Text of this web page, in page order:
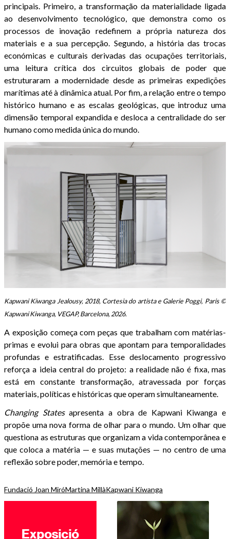
principais. Primeiro, a transformação da materialidade ligada
ao desenvolvimento tecnológico, que demonstra como os
processos de inovação redefinem a própria natureza dos
materiais e a sua percepção. Segundo, a história das trocas
económicas e culturais derivadas das ocupações territoriais,
uma leitura crítica dos circuitos globais de poder que
estruturaram a modernidade desde as primeiras expedições
marítimas até à dinâmica atual. Por fim, a relação entre o tempo
histórico humano e as escalas geológicas, que introduz uma
dimensão temporal expandida e desloca a centralidade do ser
humano como medida única do mundo.
Kapwani Kiwanga Jealousy, 2018, Cortesia do artista e Galerie Poggi, Paris ©
Kapwani Kiwanga, VEGAP, Barcelona, 2026.
A exposição começa com peças que trabalham com matérias-
primas e evolui para obras que apontam para temporalidades
profundas e estratificadas. Esse deslocamento progressivo
reforça a ideia central do projeto: a realidade não é fixa, mas
está em constante transformação, atravessada por forças
materiais, políticas e históricas que operam simultaneamente.
Changing Statesapresenta a obra de Kapwani Kiwanga e
propõe uma nova forma de olhar para o mundo. Um olhar que
questiona as estruturas que organizam a vida contemporânea e
que coloca a matéria — e suas mutações — no centro de uma
reflexão sobre poder, memória e tempo.
Fundació Joan MiróMartina MillàKapwani Kiwanga